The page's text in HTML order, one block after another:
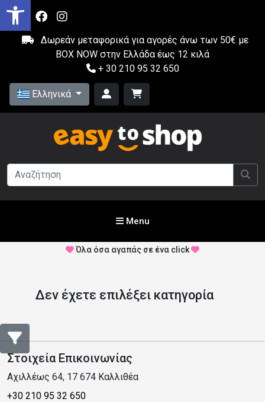
Δωρεάν μεταφορικά για αγορές άνω των 50€ με
BOX NOW στην Ελλάδα έως 12 κιλά
+ 30 210 95 32 650
Ελληνικά
Menu
Όλα όσα αγαπάς σε ένα click
Δεν έχετε επιλέξει κατηγορία
Στοιχεία Επικοινωνίας
Αχιλλέως 64, 17 674 Καλλιθέα
+30 210 95 32 650